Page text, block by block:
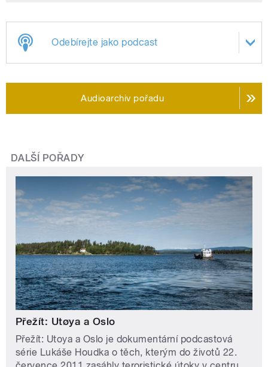
Odebírejte jako podcast
Audioarchiv pořadu
DALŠÍ POŘADY
Přežít: Utøya a Oslo
Přežít: Utoya a Oslo je dokumentární podcastová
série Lukáše Houdka o těch, kterým do životů 22.